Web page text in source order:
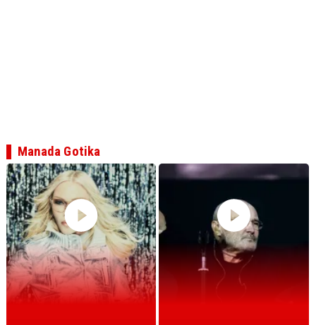
Manada Gotika